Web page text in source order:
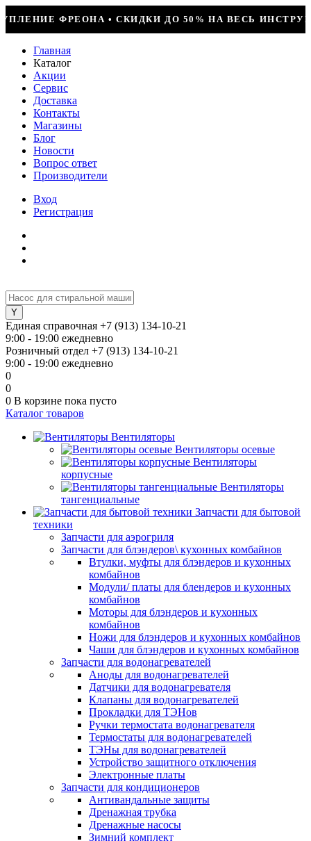
НА ВЕСЬ ИНСТРУМЕНТ • КОМПРЕССОР
Главная
Каталог
Акции
Сервис
Доставка
Контакты
Магазины
Блог
Новости
Вопрос ответ
Производители
Вход
Регистрация
Единая справочная +7 (913) 134-10-21
9:00 - 19:00 ежедневно
Розничный отдел +7 (913) 134-10-21
9:00 - 19:00 ежедневно
0
0
0 В корзине пока пусто
Каталог товаров
Вентиляторы
Вентиляторы осевые
Вентиляторы
корпусные
Вентиляторы
тангенциальные
Запчасти для бытовой
техники
Запчасти для аэрогриля
Запчасти для блэндеров\ кухонных комбайнов
Втулки, муфты для блэндеров и кухонных
комбайнов
Модули/ платы для блендеров и кухонных
комбайнов
Моторы для блэндеров и кухонных
комбайнов
Ножи для блэндеров и кухонных комбайнов
Чаши для блэндеров и кухонных комбайнов
Запчасти для водонагревателей
Аноды для водонагревателей
Датчики для водонагревателя
Клапаны для водонагревателей
Прокладки для ТЭНов
Ручки термостата водонагревателя
Термостаты для водонагревателей
ТЭНы для водонагревателей
Устройство защитного отключения
Электронные платы
Запчасти для кондиционеров
Антивандальные защиты
Дренажная трубка
Дренажные насосы
Зимний комплект